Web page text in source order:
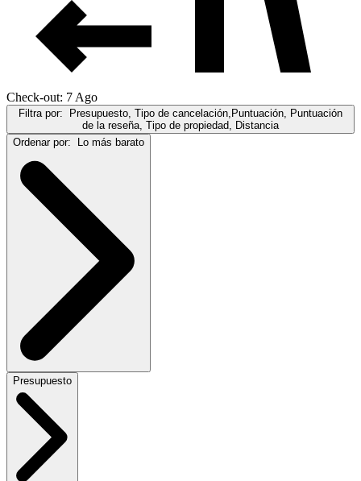
Check-out: 7 Ago
Filtra por:
Presupuesto, Tipo de cancelación,Puntuación, Puntuación
de la reseña, Tipo de propiedad, Distancia
Ordenar por:
Lo más barato
Presupuesto